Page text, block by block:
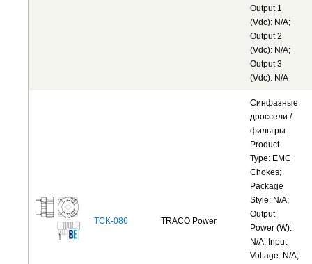
Output 1
(Vdc): N/A;
Output 2
(Vdc): N/A;
Output 3
(Vdc): N/A
TCK-086 TRACO Power
Синфазные
дроссели /
фильтры
Product
Type: EMC
Chokes;
Package
Style: N/A;
Output
Power (W):
N/A; Input
Voltage: N/A;